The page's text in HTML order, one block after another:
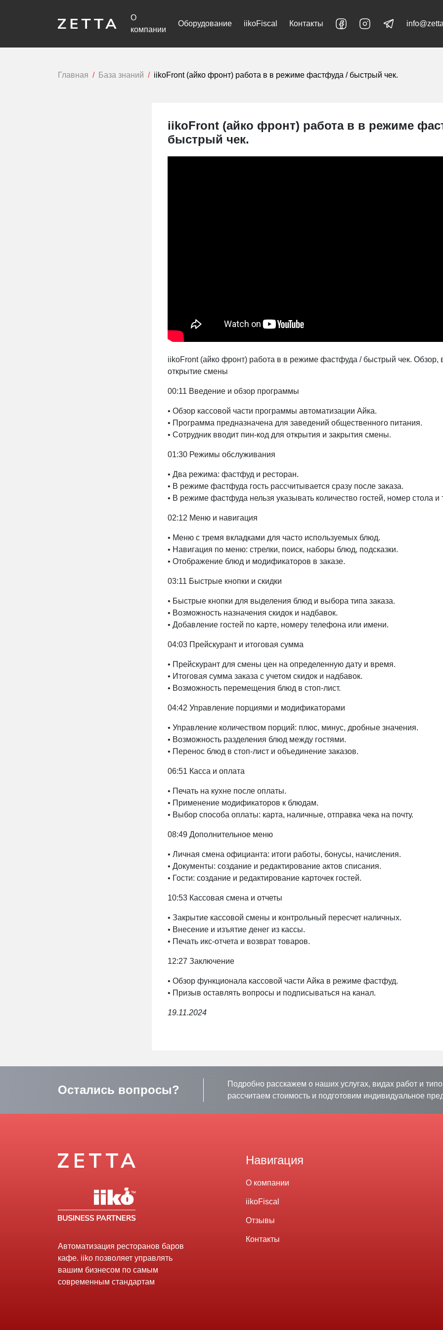
О
компании
Оборудование iikoFiscal Контакты
Главная База знаний iikoFront (айко фронт) работа в в режиме фастфуда / быстрый чек.
iikoFront (айко фронт) работа в в режиме
быстрый чек.
iikoFront (айко фронт) работа в в режиме фастфуда / быстрый чек. Обзор,
открытие смены
00:11 Введение и обзор программы
• Обзор кассовой части программы автоматизации Айка.
• Программа предназначена для заведений общественного питания.
• Сотрудник вводит пин-код для открытия и закрытия смены.
01:30 Режимы обслуживания
• Два режима: фастфуд и ресторан.
• В режиме фастфуда гость рассчитывается сразу после заказа.
• В режиме фастфуда нельзя указывать количество гостей, номер стола и
02:12 Меню и навигация
• Меню с тремя вкладками для часто используемых блюд.
• Навигация по меню: стрелки, поиск, наборы блюд, подсказки.
• Отображение блюд и модификаторов в заказе.
03:11 Быстрые кнопки и скидки
• Быстрые кнопки для выделения блюд и выбора типа заказа.
• Возможность назначения скидок и надбавок.
• Добавление гостей по карте, номеру телефона или имени.
04:03 Прейскурант и итоговая сумма
• Прейскурант для смены цен на определенную дату и время.
• Итоговая сумма заказа с учетом скидок и надбавок.
• Возможность перемещения блюд в стоп-лист.
04:42 Управление порциями и модификаторами
• Управление количеством порций: плюс, минус, дробные значения.
• Возможность разделения блюд между гостями.
• Перенос блюд в стоп-лист и объединение заказов.
06:51 Касса и оплата
• Печать на кухне после оплаты.
• Применение модификаторов к блюдам.
• Выбор способа оплаты: карта, наличные, отправка чека на почту.
08:49 Дополнительное меню
• Личная смена официанта: итоги работы, бонусы, начисления.
• Документы: создание и редактирование актов списания.
• Гости: создание и редактирование карточек гостей.
10:53 Кассовая смена и отчеты
• Закрытие кассовой смены и контрольный пересчет наличных.
• Внесение и изъятие денег из кассы.
• Печать икс-отчета и возврат товаров.
12:27 Заключение
• Обзор функционала кассовой части Айка в режиме фастфуд.
• Призыв оставлять вопросы и подписываться на канал.
19.11.2024
Остались вопросы?
Подробно расскажем о наших услугах, видах работ и
рассчитаем стоимость и подготовим индивидуальное
Автоматизация ресторанов баров
кафе. iiko позволяет управлять
вашим бизнесом по самым
современным стандартам
Навигация
О компании
iikoFiscal
Отзывы
Контакты